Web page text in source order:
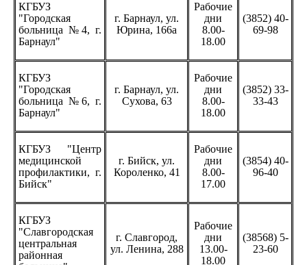
КГБУЗ
"Городская
больница №4, г.
Барнаул"
г. Барнаул, ул.
Юрина, 166а
Рабочие
дни
8.00-
18.00
(3852) 40-
69-98
КГБУЗ
"Городская
больница №6, г.
Барнаул"
г. Барнаул, ул.
Сухова, 63
Рабочие
дни
8.00-
18.00
(3852) 33-
33-43
КГБУЗ "Центр
медицинской
профилактики, г.
Бийск"
г. Бийск, ул.
Короленко, 41
Рабочие
дни
8.00-
17.00
(3854) 40-
96-40
КГБУЗ
"Славгородская
центральная
районная
г. Славгород,
ул. Ленина, 288
Рабочие
дни
13.00-
18.00
(38568) 5-
23-60